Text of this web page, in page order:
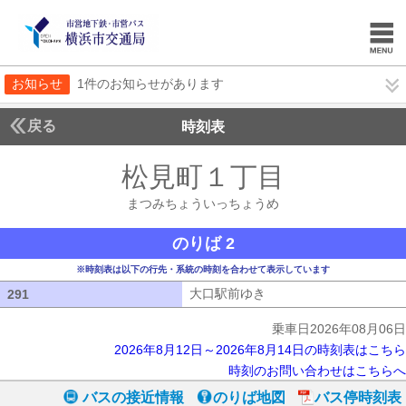
お知らせ 1件のお知らせがあります
戻る 時刻表
松見町１丁目
まつみちょういっちょうめ
のりば 2
※時刻表は以下の行先・系統の時刻を合わせて表示しています
291 大口駅前ゆき
乗車日2026年08月06日
2026年8月12日～2026年8月14日の時刻表はこちら
時刻のお問い合わせはこちらへ
バスの接近情報 のりば地図
バス停時刻表